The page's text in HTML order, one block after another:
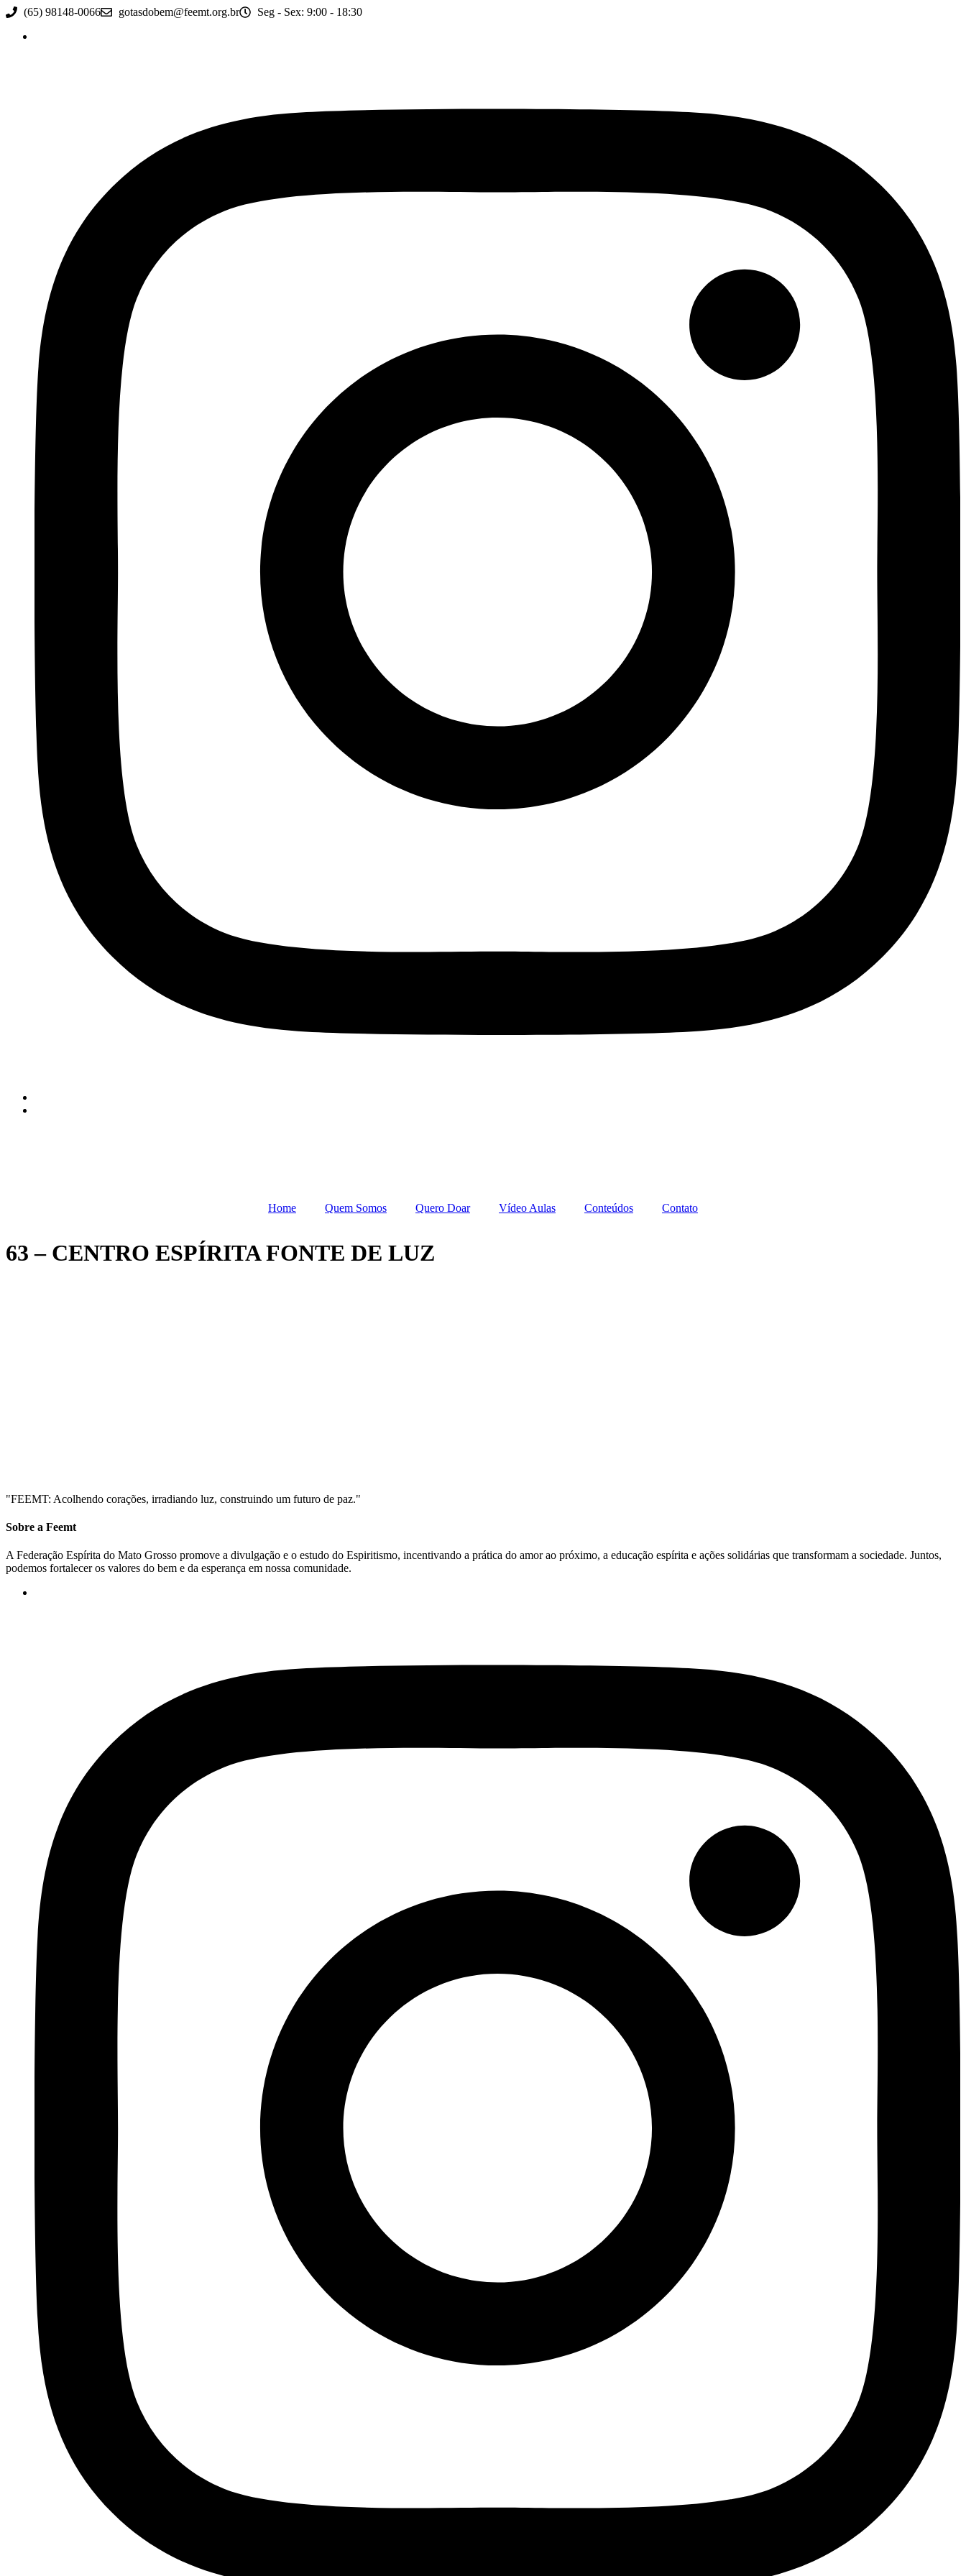
Ir
(65) 98148-0066 gotasdobem@feemt.org.br Seg - Sex: 9:00 - 18:30
Home Quem Somos Quero Doar Vídeo Aulas Conteúdos Contato
63 – CENTRO ESPÍRITA FONTE DE LUZ
"FEEMT: Acolhendo corações, irradiando luz, construindo um futuro de paz."
Sobre a Feemt
A Federação Espírita do Mato Grosso promove a divulgação e o estudo do Espiritismo, incentivando a prática do amor ao próximo, a educação espírita e ações solidárias que transformam a sociedade. Juntos,
podemos fortalecer os valores do bem e da esperança em nossa comunidade.